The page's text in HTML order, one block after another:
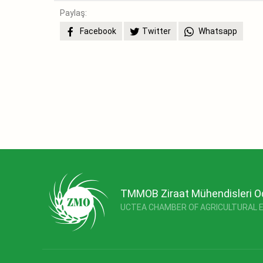
Paylaş:
Facebook
Twitter Whatsapp
TMMOB Ziraat Mühendisleri
UCTEA CHAMBER OF AGRICULTURAL